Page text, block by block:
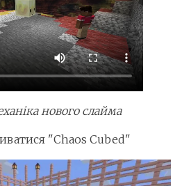
нового слайма
"Chaos Cubed"